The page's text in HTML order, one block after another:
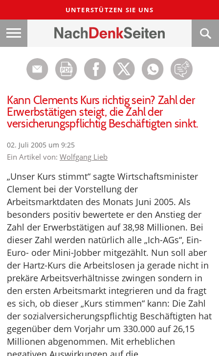
UNTERSTÜTZEN SIE UNS
Kann Clements Kurs richtig sein? Zahl der
Erwerbstätigen steigt, die Zahl der
versicherungspflichtig Beschäftigten sinkt.
02. Juli 2005 um 9:25
Ein Artikel von: Wolfgang Lieb
„Unser Kurs stimmt“ sagte Wirtschaftsminister
Clement bei der Vorstellung der
Arbeitsmarktdaten des Monats Juni 2005. Als
besonders positiv bewertete er den Anstieg der
Zahl der Erwerbstätigen auf 38,98 Millionen. Bei
dieser Zahl werden natürlich alle „Ich-AGs“, Ein-
Euro- oder Mini-Jobber mitgezählt. Nun soll aber
der Hartz-Kurs die Arbeitslosen ja gerade nicht in
prekäre Arbeitsverhältnisse zwingen sondern in
den ersten Arbeitsmarkt integrieren und da fragt
es sich, ob dieser „Kurs stimmen“ kann: Die Zahl
der sozialversicherungspflichtig Beschäftigten hat
gegenüber dem Vorjahr um 330.000 auf 26,15
Millionen abgenommen. Mit erheblichen